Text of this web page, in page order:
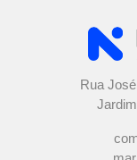
Rua